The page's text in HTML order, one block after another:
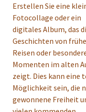
Erstellen Sie eine
Fotocollage oder ein
digitales Album, das
Geschichten von
Reisen oder
Momenten im alten
zeigt. Dies kann eine
Möglichkeit sein, die
gewonnene Freiheit